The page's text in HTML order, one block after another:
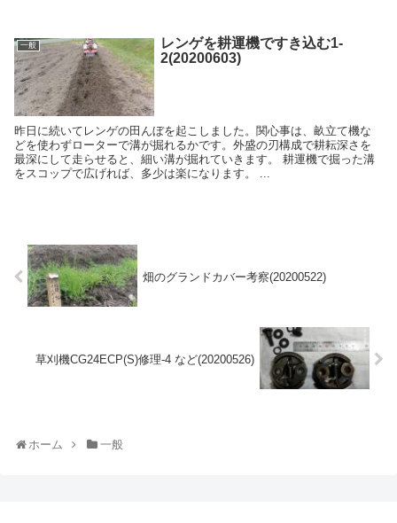
一般
レンゲを耕運機ですき込む1-
2(20200603)
昨日に続いてレンゲの田んぼを起こしました。関心事は、畝立て機な
どを使わずローターで溝が掘れるかです。外盛の刃構成で耕耘深さを
最深にして走らせると、細い溝が掘れていきます。 耕運機で掘った溝
をスコップで広げれば、多少は楽になります。 ...
畑のグランドカバー考察(20200522)
草刈機CG24ECP(S)修理-4 など(20200526)
ホーム 一般